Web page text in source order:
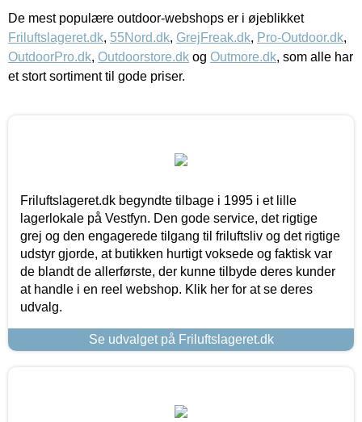
De mest populære outdoor-webshops er i øjeblikket
Friluftslageret.dk, 55Nord.dk, GrejFreak.dk, Pro-Outdoor.dk,
OutdoorPro.dk, Outdoorstore.dk og Outmore.dk, som alle har
et stort sortiment til gode priser.
Friluftslageret.dk begyndte tilbage i 1995 i et lille
lagerlokale på Vestfyn. Den gode service, det rigtige
grej og den engagerede tilgang til friluftsliv og det rigtige
udstyr gjorde, at butikken hurtigt voksede og faktisk var
de blandt de allerførste, der kunne tilbyde deres kunder
at handle i en reel webshop. Klik her for at se deres
udvalg.
Se udvalget på Friluftslageret.dk